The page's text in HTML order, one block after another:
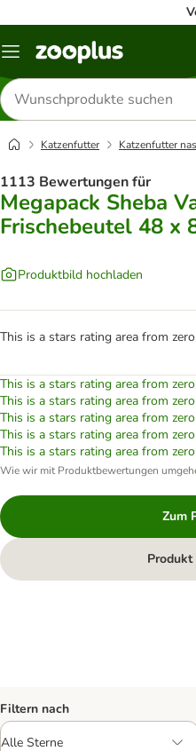
Menü
Produkte
suchen
Katzenfutter Katzenfutter
1113 Bewertungen für
Megapack Sheba
Frischebeutel 48 x
Produktbild hochladen
This is a stars rating area from
This is a stars rating area from
This is a stars rating area from
This is a stars rating area from
This is a stars rating area from
This is a stars rating area from
Wie wir mit Produktbewertungen
Zum
Filtern nach